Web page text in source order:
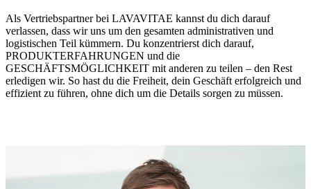
Als Vertriebspartner bei LAVAVITAE kannst du dich darauf
verlassen, dass wir uns um den gesamten administrativen und
logistischen Teil kümmern. Du konzentrierst dich darauf,
PRODUKTERFAHRUNGEN und die
GESCHÄFTSMÖGLICHKEIT mit anderen zu teilen – den Rest
erledigen wir. So hast du die Freiheit, dein Geschäft erfolgreich und
effizient zu führen, ohne dich um die Details sorgen zu müssen.